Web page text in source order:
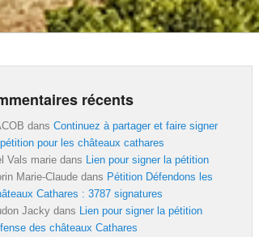
récents
dans Continuez à partager et faire signer
pétition pour les châteaux cathares
Vals marie dans
Lien pour signer la pétition
Marie-Claude dans Pétition Défendons les
Cathares : 3787 signatures
Jacky dans
Lien pour signer la pétition
des châteaux Cathares